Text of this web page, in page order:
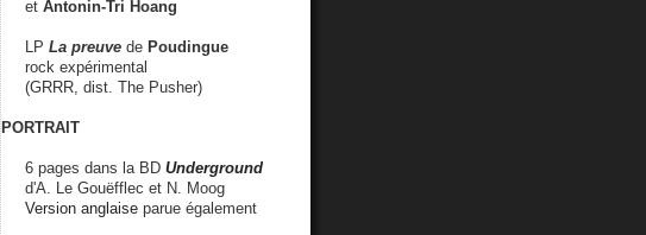
et Antonin-Tri Hoang
LP La preuve de Poudingue
rock expérimental
(GRRR, dist. The Pusher)
PORTRAIT
6 pages dans la BD Underground
d'A. Le Gouëfflec et N. Moog
Version anglaise parue également